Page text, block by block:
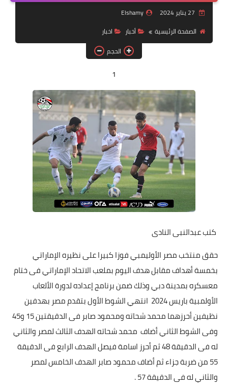
العاب
وظائف خالية
Elshamy
الصفحة الرئيسية
أخبار
اخبار
الحجم
1
كتب عبدالنبى النادى
حقق منتخب مصر الأوليمبي فوزا كبيرا على نظيره الإماراتي
بخمسة أهداف مقابل هدف اليوم بملعب الاتحاد الإماراتي فى ختام
معسكره بمدينة دبي وذلك ضمن برنامج إعداده لدورة الألعاب
الأولمبية باريس 2024 انتهي الشوط الأول بتقدم مصر بهدفين
نظيفين أحرزهما محمد شحاته ومحمود صابر فى الدقيقتين 15 و45
وفى الشوط الثاني أضاف محمد شحاته الهدف الثالث لمصر والثاني
له فى الدقيقة 48 ثم أحرز اسامة فيصل الهدف الرابع فى الدقيقة
55 من ضربة جزاء ثم أضاف محمود صابر الهدف الخامس لمصر
والثاني له فى الدقيقة 57 .